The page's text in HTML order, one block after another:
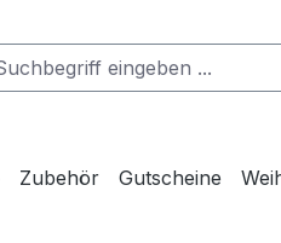
Zubehör Gutscheine